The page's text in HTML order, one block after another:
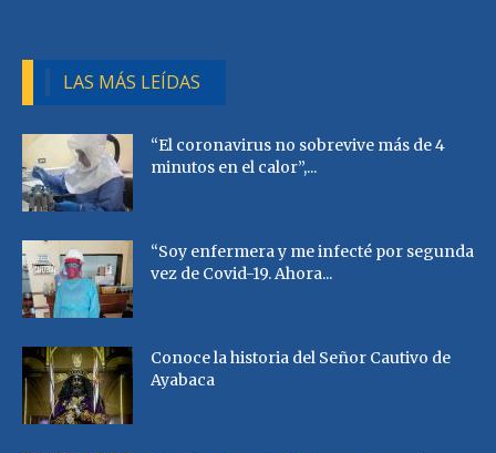
LAS MÁS LEÍDAS
“El coronavirus no sobrevive más de 4
minutos en el calor”,...
“Soy enfermera y me infecté por segunda
vez de Covid-19. Ahora...
Conoce la historia del Señor Cautivo de
Ayabaca